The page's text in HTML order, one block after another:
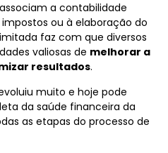
a contabilidade
ou à elaboração do
faz com que diversos
valiosas de melhorar a
resultados.
muito e hoje pode
da saúde financeira da
as etapas do processo de